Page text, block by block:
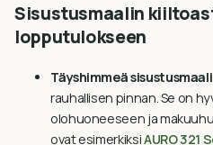
Sisustusmaalin
lopputulokseen
Täyshimmeä sisustusmaali
rauhallisen pinnan. Se on
olohuoneeseen ja
ovat esimerkiksiAURO 321